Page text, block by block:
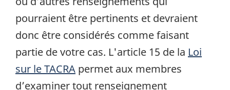
pourraient être pertinents et devraient
donc être considérés comme faisant
partie de votre cas. L'article 15 de la Loi
sur le TACRA permet aux membres
d’examiner tout renseignement